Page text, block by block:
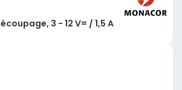
3 - 12 V= / 1,5 A